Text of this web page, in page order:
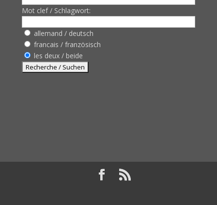
Mot clef / Schlagwort:
allemand / deutsch
francais / französisch
les deux / beide